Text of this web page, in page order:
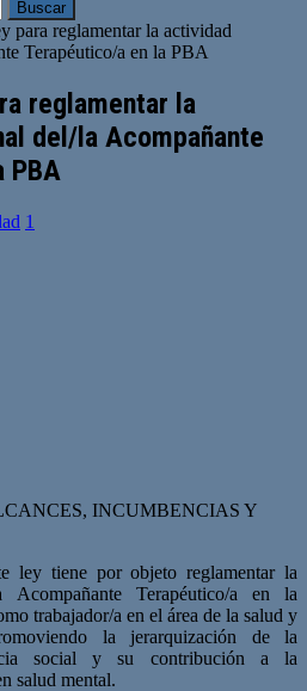
para reglamentar la actividad
Terapéutico/a en la PBA
reglamentar la
del/la Acompañante
PBA
1
INCUMBENCIAS Y
ley tiene por objeto reglamentar la
Acompañante Terapéutico/a en la
trabajador/a en el área de la salud y
la jerarquización de la
social y su contribución a la
salud mental.